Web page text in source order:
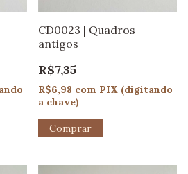
CD0023 | Quadros
antigos
R$7,35
R$6,98 com PIX (digitando
a chave)